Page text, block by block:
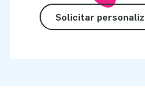
Solicitar